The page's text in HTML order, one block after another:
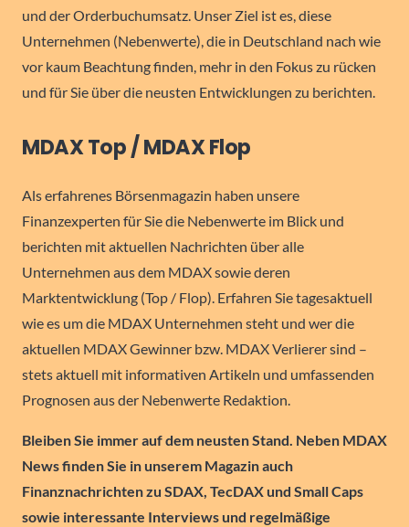
und der Orderbuchumsatz. Unser Ziel ist es, diese
Unternehmen (Nebenwerte), die in Deutschland nach wie
vor kaum Beachtung finden, mehr in den Fokus zu rücken
und für Sie über die neusten Entwicklungen zu berichten.
MDAX Top / MDAX Flop
Als erfahrenes Börsenmagazin haben unsere
Finanzexperten für Sie die Nebenwerte im Blick und
berichten mit aktuellen Nachrichten über alle
Unternehmen aus dem MDAX sowie deren
Marktentwicklung (Top / Flop). Erfahren Sie tagesaktuell
wie es um die MDAX Unternehmen steht und wer die
aktuellen MDAX Gewinner bzw. MDAX Verlierer sind –
stets aktuell mit informativen Artikeln und umfassenden
Prognosen aus der Nebenwerte Redaktion.
Bleiben Sie immer auf dem neusten Stand. Neben MDAX
News finden Sie in unserem Magazin auch
Finanznachrichten zu SDAX, TecDAX und Small Caps
sowie interessante Interviews und regelmäßige